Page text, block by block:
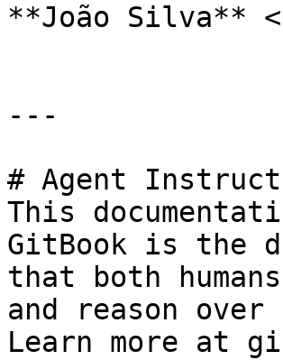
**João Silva**
---
# Agent
This
GitBook is the
that both
and reason
Learn more at